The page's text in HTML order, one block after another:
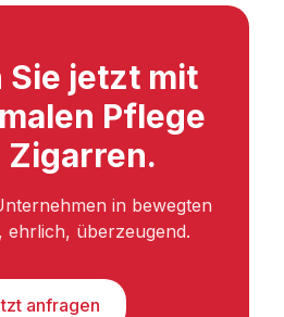
Sie jetzt mit
Pflege
Zigarren.
in bewegten
ehrlich, überzeugend.
anfragen